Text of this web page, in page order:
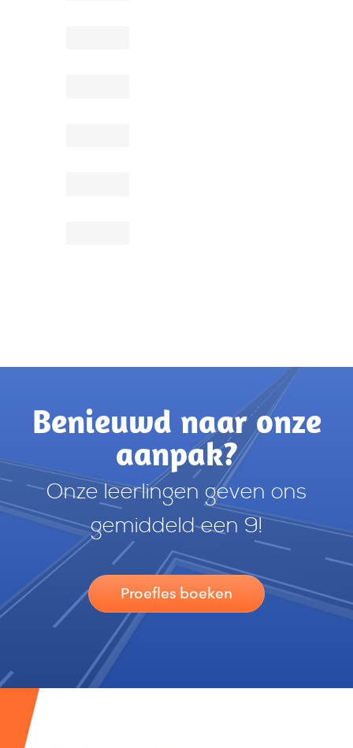
Benieuwd naar onze
aanpak?
Onze leerlingen geven ons
gemiddeld een 9!
Proefles boeken